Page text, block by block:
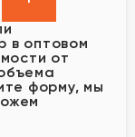
в оптовом
от
форму, мы